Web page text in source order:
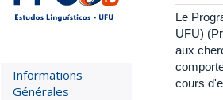
Informations
Générales
Le
UFU)
aux
cours